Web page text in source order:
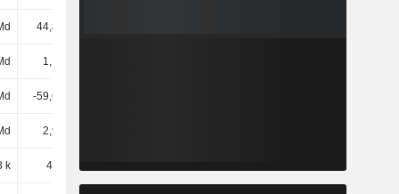
44,82 Md
1,18 Md
-59,66 Md
2,98 Md
k 46,45 k